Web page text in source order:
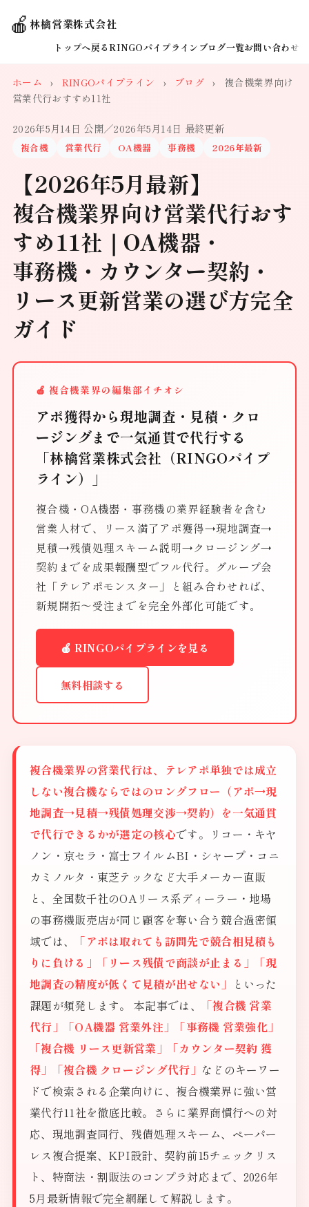
🍎林檎営業株式会社
トップへ戻るRINGOパイプライン ブログ一覧お問い合わせ
ホーム › RINGOパイプライン › ブログ ›
複合機業界向け
営業代行おすすめ11社
2026年5月14日 公開／2026年5月14日 最終更新
複合機 営業代行 OA機器 事務機 2026年最新
【2026年5月最新】
複合機業界向け営業代行おす
すめ11社｜OA機器・
事務機・カウンター契約・
リース更新営業の選び方完全
ガイド
🍎 複合機業界の編集部イチオシ
アポ獲得から現地調査・見積・クロ
ージングまで一気通貫で代行する
「林檎営業株式会社（RINGOパイプ
ライン）」
複合機・OA機器・事務機の業界経験者を含む
営業人材で、リース満了アポ獲得→現地調査→
見積→残債処理スキーム説明→クロージング→
契約までを成果報酬型でフル代行。グループ会
社「テレアポモンスター」と組み合わせれば、
新規開拓〜受注までを完全外部化可能です。
🍎 RINGOパイプラインを見る
無料相談する
複合機業界の営業代行は、テレアポ単独では成立
しない複合機ならではのロングフロー（アポ→現
地調査→見積→残債処理交渉→契約）を一気通貫
で代行できるかが選定の核心です。リコー・キヤ
ノン・京セラ・富士フイルムBI・シャープ・コニ
カミノルタ・東芝テックなど大手メーカー直販
と、全国数千社のOAリース系ディーラー・地場
の事務機販売店が同じ顧客を奪い合う競合過密領
域では、
「アポは取れても訪問先で競合相見積も
りに負ける」「リース残債で商談が止まる」「現
地調査の精度が低くて見積が出せない」
といった
課題が頻発します。 本記事では、
「複合機 営業
代行」「OA機器 営業外注」「事務機 営業強化」
「複合機 リース更新営業」「カウンター契約 獲
得」「複合機 クロージング代行」 などのキーワー
ドで検索される企業向けに、複合機業界に強い営
業代行11社を徹底比較。さらに業界商慣行への対
応、現地調査同行、残債処理スキーム、ペーパー
レス複合提案、KPI設計、契約前15チェックリス
ト、特商法・割販法のコンプラ対応まで、2026年
5月最新情報で完全網羅して解説します。